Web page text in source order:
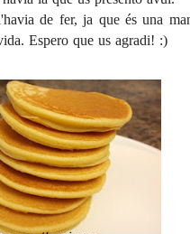
de fer, ja que és una
Espero que us agradi! :)